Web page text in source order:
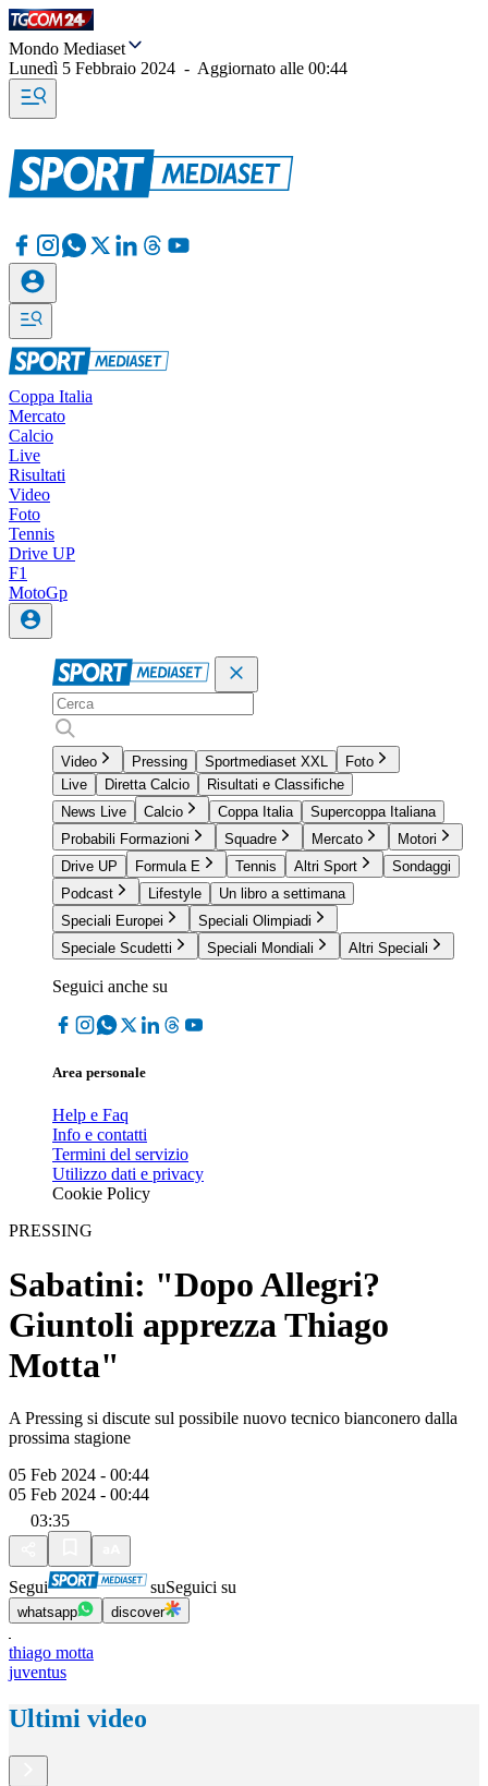
Mondo Mediaset
Lunedì 5 Febbraio 2024 - Aggiornato alle 00:44
Coppa Italia
Mercato
Calcio
Live
Risultati
Video
Foto
Tennis
Drive UP
F1
MotoGp
Video Pressing Sportmediaset XXL
Foto
Live
Diretta Calcio
Risultati e Classifiche
News Live
Calcio Coppa Italia
Supercoppa Italiana
Probabili Formazioni
Squadre Mercato
Motori
Drive UP
Formula E Tennis Altri Sport
Sondaggi
Podcast
Lifestyle
Un libro a settimana
Speciali Europei
Speciali Olimpiadi
Speciale Scudetti
Speciali Mondiali Altri Speciali
Seguici anche su
Area personale
Help e Faq
Info e contatti
Termini del servizio
Utilizzo dati e privacy
Cookie Policy
PRESSING
Sabatini: "Dopo Allegri?
Giuntoli apprezza Thiago
Motta"
A Pressing si discute sul possibile nuovo tecnico bianconero dalla
prossima stagione
05 Feb 2024 - 00:44
05 Feb 2024 - 00:44
03:35
Segui suSeguici su
whatsapp discover
thiago motta
juventus
Ultimi video